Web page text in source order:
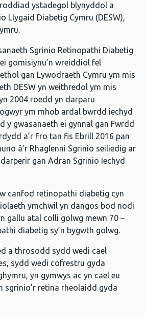
ystadegol blynyddol a
Llygaid Diabetig Cymru (DESW),
Sgrinio Retinopathi Diabetig
gomisiynu’n wreiddiol fel
gan Lywodraeth Cymru ym mis
DESW yn weithredol ym mis
2004 roedd yn darparu
ym mhob ardal bwrdd iechyd
y gwasanaeth ei gynnal gan Fwrdd
a’r Fro tan fis Ebrill 2016 pan
â’r Rhaglenni Sgrinio seiliedig ar
gan Adran Sgrinio Iechyd
canfod retinopathi diabetig cyn
ymchwil yn dangos bod nodi
gallu atal colli golwg mewn 70 –
diabetig sy’n bygwth golwg.
a throsodd sydd wedi cael
sydd wedi cofrestru gyda
yn gymwys ac yn cael eu
sgrinio’r retina rheolaidd gyda